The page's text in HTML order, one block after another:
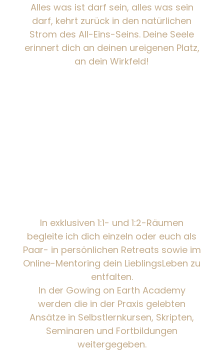
Alles was ist darf sein, alles was sein
darf, kehrt zurück in den natürlichen
Strom des All-Eins-Seins. Deine Seele
erinnert dich an deinen ureigenen Platz,
an dein Wirkfeld!
In exklusiven 1:1- und 1:2-Räumen
begleite ich dich einzeln oder euch als
Paar- in persönlichen Retreats sowie im
Online-Mentoring dein LieblingsLeben zu
entfalten.
In der Gowing on Earth Academy
werden die in der Praxis gelebten
Ansätze in Selbstlernkursen, Skripten,
Seminaren und Fortbildungen
weitergegeben.